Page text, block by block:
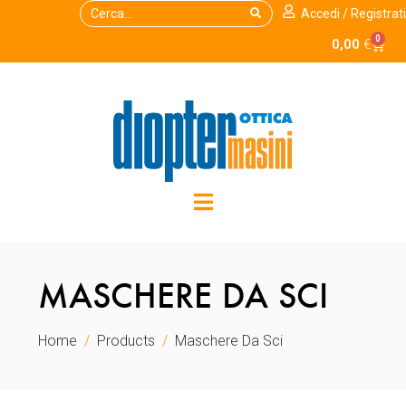
Accedi / Registrati
0,00 € 0
MASCHERE DA SCI
Home Products Maschere Da Sci